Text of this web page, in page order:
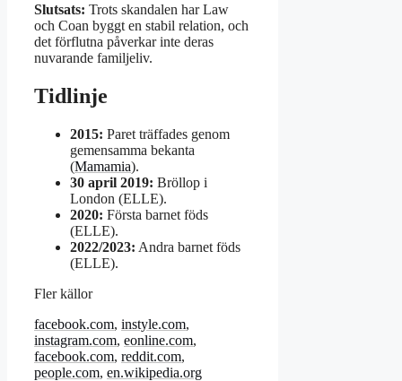
Slutsats: Trots skandalen har Law
och Coan byggt en stabil relation, och
det förflutna påverkar inte deras
nuvarande familjeliv.
Tidlinje
2015: Paret träffades genom
gemensamma bekanta
(Mamamia).
30 april 2019: Bröllop i
London (ELLE).
2020: Första barnet föds
(ELLE).
2022/2023: Andra barnet föds
(ELLE).
Fler källor
facebook.com, instyle.com,
instagram.com, eonline.com,
facebook.com, reddit.com,
people.com, en.wikipedia.org